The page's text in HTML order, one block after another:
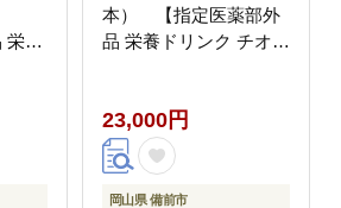
栄養
本） 【指定医薬部外
品 栄養ドリンク チオビ
ト】
23,000円
岡山県 備前市